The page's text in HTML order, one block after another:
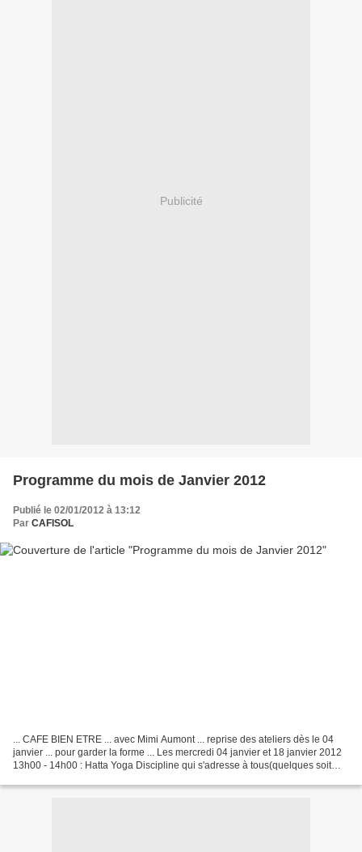
Publicité
Programme du mois de Janvier 2012
Publié le 02/01/2012 à 13:12
Par CAFISOL
... CAFE BIEN ETRE ... avec Mimi Aumont ... reprise des ateliers dès le 04
janvier ... pour garder la forme ... Les mercredi 04 janvier et 18 janvier 2012
13h00 - 14h00 : Hatta Yoga Discipline qui s'adresse à tous(quelques soit